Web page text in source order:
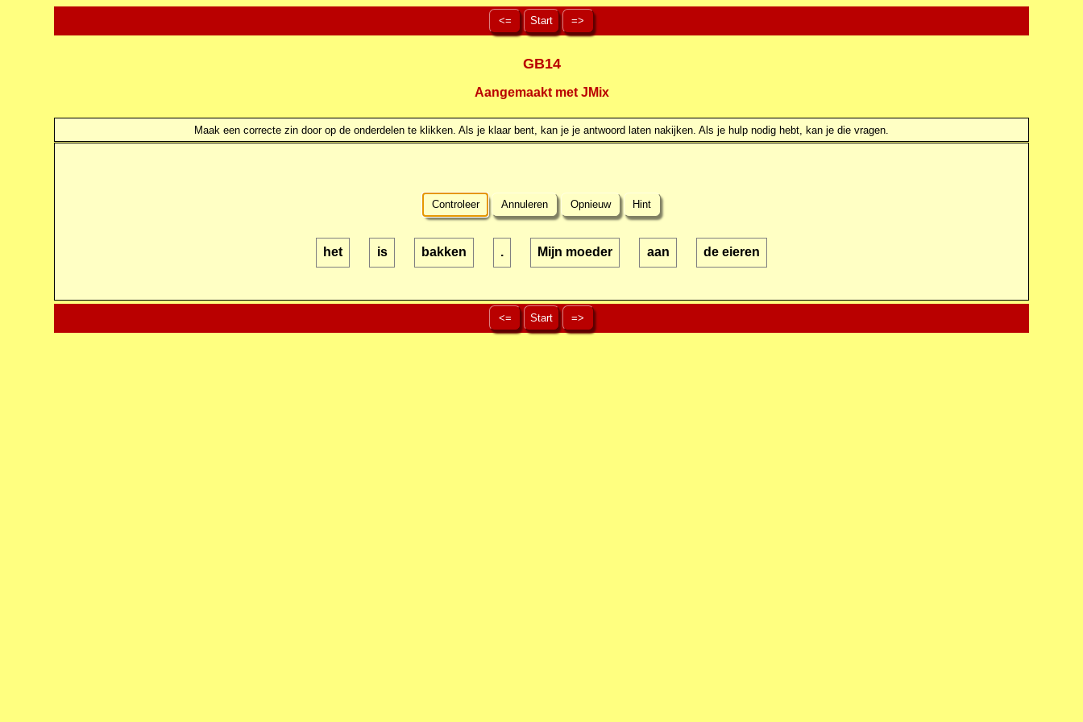
<= Start =>
GB14
Aangemaakt met JMix
Maak een correcte zin door op de onderdelen te klikken. Als je klaar bent, kan je je antwoord laten nakijken. Als je hulp nodig hebt, kan je die vragen.
Controleer Annuleren Opnieuw Hint
het is bakken . Mijn moeder aan de eieren
<= Start =>